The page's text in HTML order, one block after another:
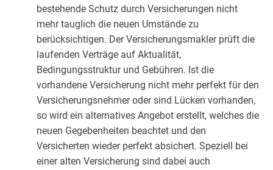
bestehende Schutz durch Versicherungen nicht
mehr tauglich die neuen Umstände zu
berücksichtigen. Der Versicherungsmakler prüft die
laufenden Verträge auf Aktualität,
Bedingungsstruktur und Gebühren. Ist die
vorhandene Versicherung nicht mehr perfekt für den
Versicherungsnehmer oder sind Lücken vorhanden,
so wird ein alternatives Angebot erstellt, welches die
neuen Gegebenheiten beachtet und den
Versicherten wieder perfekt absichert. Speziell bei
einer alten Versicherung sind dabei auch